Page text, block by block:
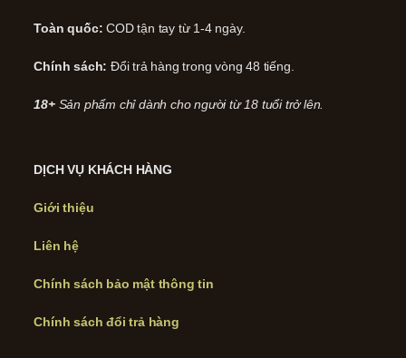
Toàn quốc: COD tận tay từ 1-4 ngày.
Chính sách: Đổi trả hàng trong vòng 48 tiếng.
18+ Sản phẩm chỉ dành cho người từ 18 tuổi trở lên.
DỊCH VỤ KHÁCH HÀNG
Giới thiệu
Liên hệ
Chính sách bảo mật thông tin
Chính sách đổi trả hàng